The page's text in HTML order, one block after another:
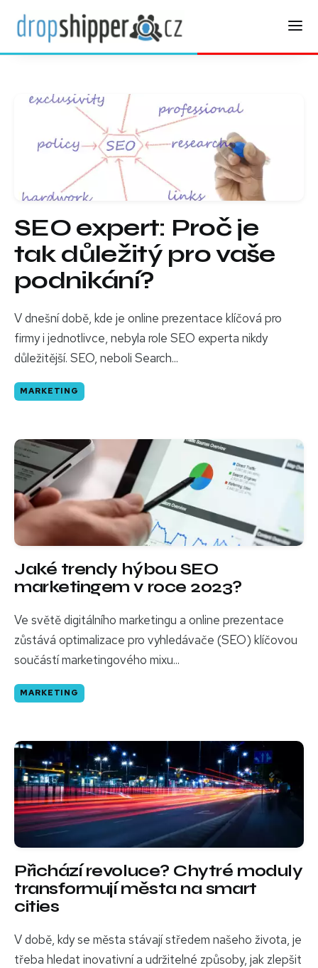
SEO expert: Proč je
tak důležitý pro vaše
podnikání?
V dnešní době, kde je online prezentace klíčová pro
firmy i jednotlivce, nebyla role SEO experta nikdy
důležitější. SEO, neboli Search...
MARKETING
Jaké trendy hýbou SEO
marketingem v roce 2023?
Ve světě digitálního marketingu a online prezentace
zůstává optimalizace pro vyhledávače (SEO) klíčovou
součástí marketingového mixu...
MARKETING
Přichází revoluce? Chytré moduly
transformují města na smart
cities
V době, kdy se města stávají středem našeho života, je
třeba hledat inovativní a udržitelné způsoby, jak zlepšit